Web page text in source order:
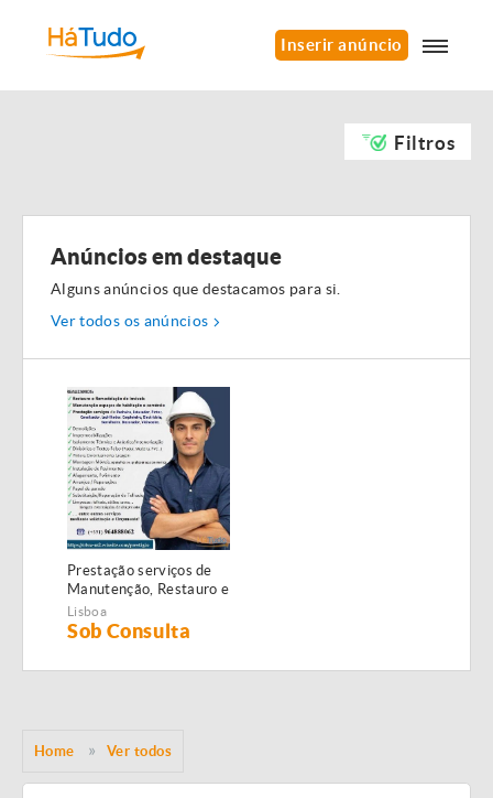
Inserir anúncio
Filtros
Anúncios em destaque
Alguns anúncios que destacamos para si.
Ver todos os anúncios
Prestação serviços de
Manutenção, Restauro e
Remodelação de
imóveis!
Lisboa
Sob Consulta
Home Ver todos